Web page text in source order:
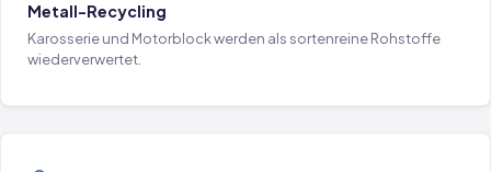
Metall-Recycling
Karosserie und Motorblock werden als sortenreine Rohstoffe
wiederverwertet.